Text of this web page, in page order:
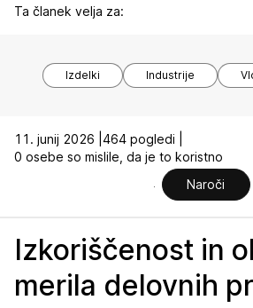
Ta članek velja za:
Izdelki Industrije
11. junij 2026 | 464 pogledi |
0 osebe so mislile, da je to koristno
Naroči
Izkoriščenost in
merila delovnih